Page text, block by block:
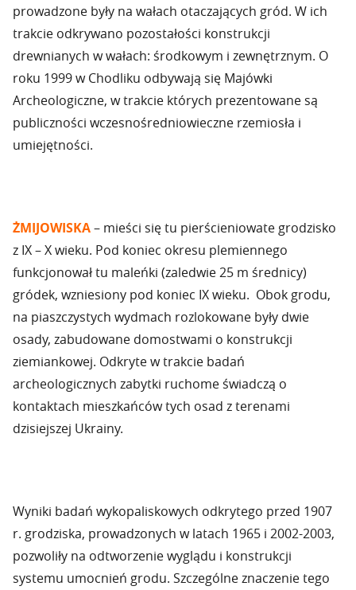
prowadzone były na wałach otaczających gród. W ich
trakcie odkrywano pozostałości konstrukcji
drewnianych w wałach: środkowym i zewnętrznym. O
roku 1999 w Chodliku odbywają się Majówki
Archeologiczne, w trakcie których prezentowane są
publiczności wczesnośredniowieczne rzemiosła i
umiejętności.
ŻMIJOWISKA– mieści się tu pierścieniowate grodzisko
z IX – X wieku. Pod koniec okresu plemiennego
funkcjonował tu maleńki (zaledwie 25 m średnicy)
gródek, wzniesiony pod koniec IX wieku. Obok grodu,
na piaszczystych wydmach rozlokowane były dwie
osady, zabudowane domostwami o konstrukcji
ziemiankowej. Odkryte w trakcie badań
archeologicznych zabytki ruchome świadczą o
kontaktach mieszkańców tych osad z terenami
dzisiejszej Ukrainy.
Wyniki badań wykopaliskowych odkrytego przed 1907
r. grodziska, prowadzonych w latach 1965 i 2002-2003,
pozwoliły na odtworzenie wyglądu i konstrukcji
systemu umocnień grodu. Szczególne znaczenie tego